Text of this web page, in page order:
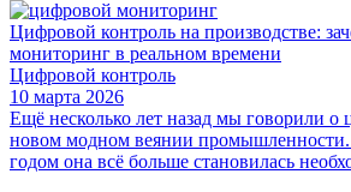
Цифровой контроль на производстве:
мониторинг в реальном времени
Цифровой контроль
10 марта 2026
Ещё несколько лет назад мы говорили о
новом модном веянии
годом она всё больше становилась